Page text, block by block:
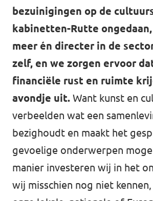
bezuinigingen op de
kabinetten-Rutte
meer én directer in de
zelf, en we zorgen ervoor
financiële rust en ruimte
avondje uit. Want kunst en
verbeelden wat een
bezighoudt en maakt het
gevoelige onderwerpen
manier investeren wij in het
wij misschien nog niet